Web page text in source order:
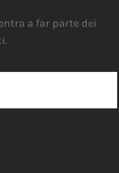
a far parte dei